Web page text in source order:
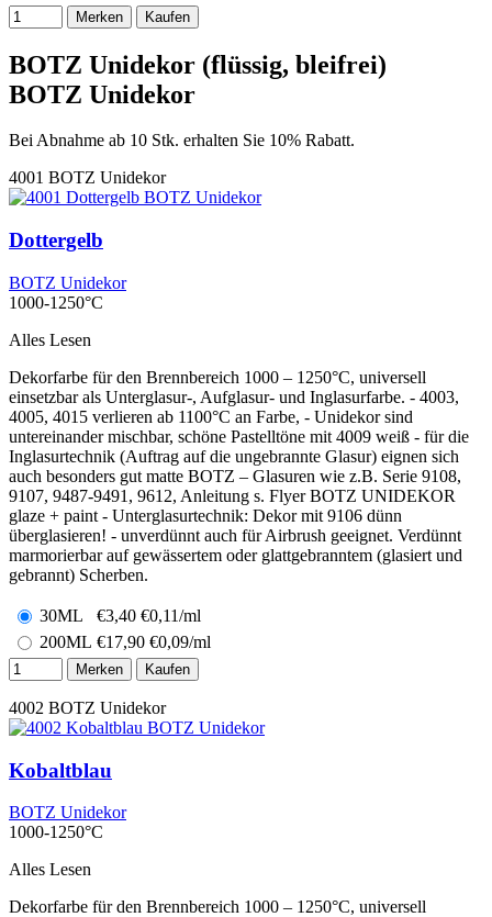
Merken Kaufen
BOTZ Unidekor (flüssig, bleifrei)
BOTZ Unidekor
Bei Abnahme ab 10 Stk. erhalten Sie 10% Rabatt.
4001 BOTZ Unidekor
Dottergelb
BOTZ Unidekor
1000-1250°C
Alles Lesen
Dekorfarbe für den Brennbereich 1000 – 1250°C, universell
einsetzbar als Unterglasur-, Aufglasur- und Inglasurfarbe. - 4003,
4005, 4015 verlieren ab 1100°C an Farbe, - Unidekor sind
untereinander mischbar, schöne Pastelltöne mit 4009 weiß - für die
Inglasurtechnik (Auftrag auf die ungebrannte Glasur) eignen sich
auch besonders gut matte BOTZ – Glasuren wie z.B. Serie 9108,
9107, 9487-9491, 9612, Anleitung s. Flyer BOTZ UNIDEKOR
glaze + paint - Unterglasurtechnik: Dekor mit 9106 dünn
überglasieren! - unverdünnt auch für Airbrush geeignet. Verdünnt
marmorierbar auf gewässertem oder glattgebranntem (glasiert und
gebrannt) Scherben.
30ML €3,40 €0,11/ml
200ML €17,90 €0,09/ml
Merken Kaufen
4002 BOTZ Unidekor
Kobaltblau
BOTZ Unidekor
1000-1250°C
Alles Lesen
Dekorfarbe für den Brennbereich 1000 – 1250°C, universell